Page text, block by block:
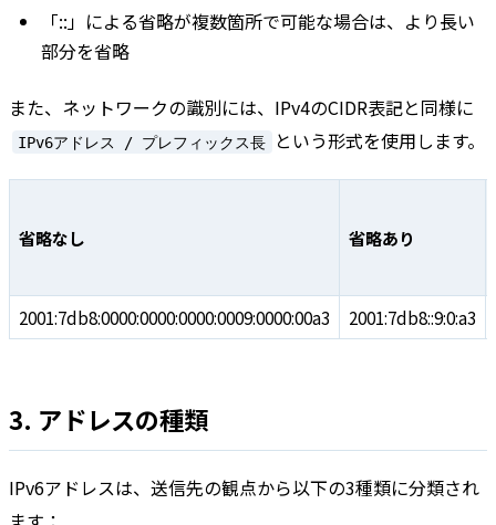
「::」による省略が複数箇所で可能な場合は、より長い
部分を省略
また、ネットワークの識別には、IPv4のCIDR表記と同様に
IPv6アドレス / プレフィックス長 という形式を使用します。
省略なし 省略あり
2001:7db8:0000:0000:0000:0009:0000:00a3
2001:7db8::9:0:a3
3. アドレスの種類
IPv6アドレスは、送信先の観点から以下の3種類に分類され